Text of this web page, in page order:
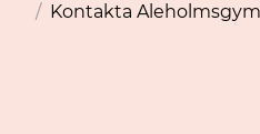
/ Kontakta